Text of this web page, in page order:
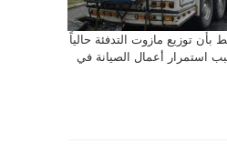
بأن توزيع مازوت التدفئة حالياً
استمرار أعمال الصيانة في